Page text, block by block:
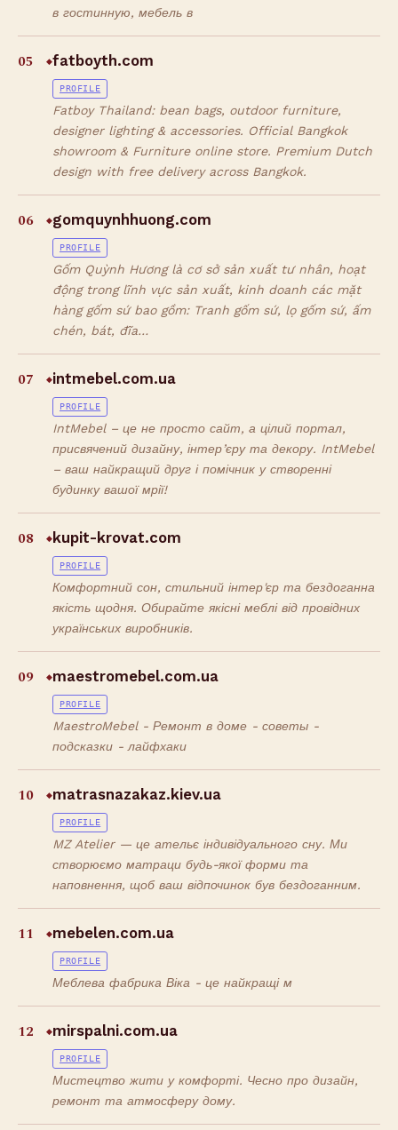
в гостинную, мебель в
05 ◆fatboyth.com
PROFILE
Fatboy Thailand: bean bags, outdoor furniture,
designer lighting & accessories. Official Bangkok
showroom & Furniture online store. Premium Dutch
design with free delivery across Bangkok.
06 ◆gomquynhhuong.com
PROFILE
Gốm Quỳnh Hương là cơ sở sản xuất tư nhân, hoạt
động trong lĩnh vực sản xuất, kinh doanh các mặt
hàng gốm sứ bao gồm: Tranh gốm sứ, lọ gốm sứ, ấm
chén, bát, đĩa…
07 ◆intmebel.com.ua
PROFILE
IntMebel – це не просто сайт, а цілий портал,
присвячений дизайну, інтер’єру та декору. IntMebel
– ваш найкращий друг і помічник у створенні
будинку вашої мрії!
08 ◆ kupit-krovat.com
PROFILE
Комфортний сон, стильний інтер'єр та бездоганна
якість щодня. Обирайте якісні меблі від провідних
українських виробників.
09 ◆maestromebel.com.ua
PROFILE
MaestroMebel - Ремонт в доме - советы -
подсказки - лайфхаки
10 ◆matrasnazakaz.kiev.ua
PROFILE
MZ Atelier — це ательє індивідуального сну. Ми
створюємо матраци будь-якої форми та
наповнення, щоб ваш відпочинок був бездоганним.
11 ◆mebelen.com.ua
PROFILE
Меблева фабрика Віка - це найкращі м
12 ◆mirspalni.com.ua
PROFILE
Мистецтво жити у комфорті. Чесно про дизайн,
ремонт та атмосферу дому.